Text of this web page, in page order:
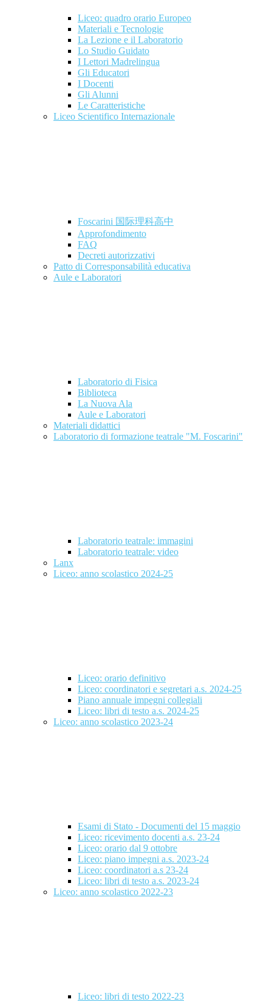
Liceo: quadro orario Europeo
Materiali e Tecnologie
La Lezione e il Laboratorio
Lo Studio Guidato
I Lettori Madrelingua
Gli Educatori
I Docenti
Gli Alunni
Le Caratteristiche
Liceo Scientifico Internazionale
Foscarini 国际理科高中
Approfondimento
FAQ
Decreti autorizzativi
Patto di Corresponsabilità educativa
Aule e Laboratori
Laboratorio di Fisica
Biblioteca
La Nuova Ala
Aule e Laboratori
Materiali didattici
Laboratorio di formazione teatrale "M. Foscarini"
Laboratorio teatrale: immagini
Laboratorio teatrale: video
Lanx
Liceo: anno scolastico 2024-25
Liceo: orario definitivo
Liceo: coordinatori e segretari a.s. 2024-25
Piano annuale impegni collegiali
Liceo: libri di testo a.s. 2024-25
Liceo: anno scolastico 2023-24
Esami di Stato - Documenti del 15 maggio
Liceo: ricevimento docenti a.s. 23-24
Liceo: orario dal 9 ottobre
Liceo: piano impegni a.s. 2023-24
Liceo: coordinatori a.s 23-24
Liceo: libri di testo a.s. 2023-24
Liceo: anno scolastico 2022-23
Liceo: libri di testo 2022-23